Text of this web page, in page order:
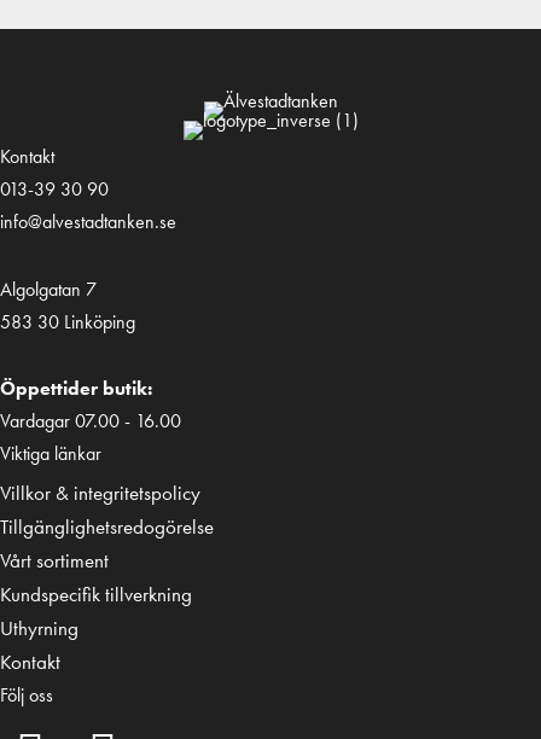
Kontakt
013-39 30 90
info@alvestadtanken.se
Algolgatan 7
583 30 Linköping
Öppettider butik:
Vardagar 07.00 - 16.00
Viktiga länkar
Villkor & integritetspolicy
Tillgänglighetsredogörelse
Vårt sortiment
Kundspecifik tillverkning
Uthyrning
Kontakt
Följ oss